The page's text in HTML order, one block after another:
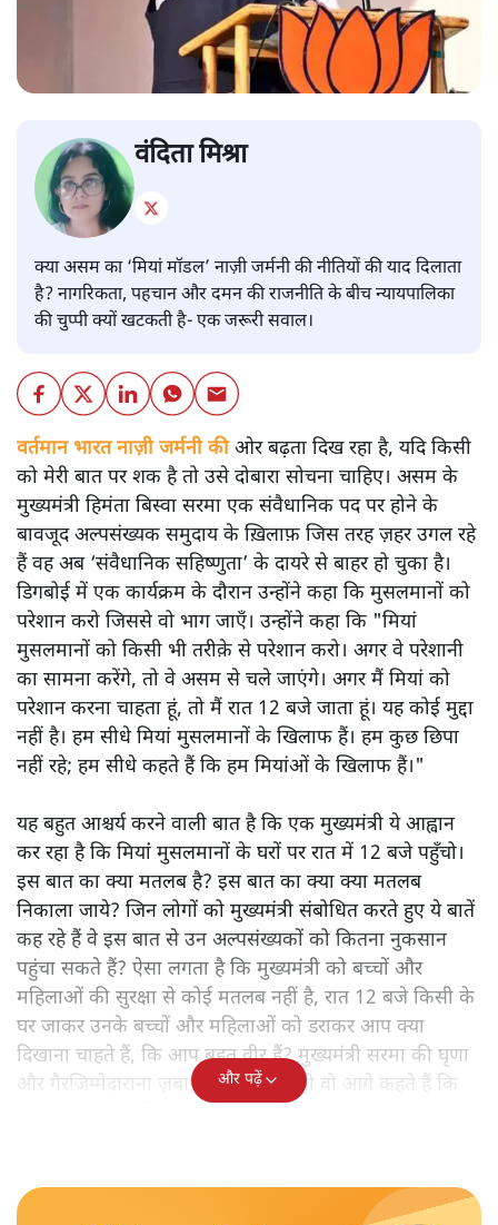
वंदिता मिश्रा
क्या असम का ‘मियां मॉडल’ नाज़ी जर्मनी की नीतियों की याद दिलाता
है? नागरिकता, पहचान और दमन की राजनीति के बीच न्यायपालिका
की चुप्पी क्यों खटकती है- एक जरूरी सवाल।
वर्तमान भारत नाज़ी जर्मनी कीओर बढ़ता दिख रहा है, यदि किसी
को मेरी बात पर शक है तो उसे दोबारा सोचना चाहिए। असम के
मुख्यमंत्री हिमंता बिस्वा सरमा एक संवैधानिक पद पर होने के
बावजूद अल्पसंख्यक समुदाय के ख़िलाफ़ जिस तरह ज़हर उगल रहे
हैं वह अब ‘संवैधानिक सहिष्णुता’ के दायरे से बाहर हो चुका है।
डिगबोई में एक कार्यक्रम के दौरान उन्होंने कहा कि मुसलमानों को
परेशान करो जिससे वो भाग जाएँ। उन्होंने कहा कि "मियां
मुसलमानों को किसी भी तरीक़े से परेशान करो। अगर वे परेशानी
का सामना करेंगे, तो वे असम से चले जाएंगे। अगर मैं मियां को
परेशान करना चाहता हूं, तो मैं रात 12 बजे जाता हूं। यह कोई मुद्दा
नहीं है। हम सीधे मियां मुसलमानों के खिलाफ हैं। हम कुछ छिपा
नहीं रहे; हम सीधे कहते हैं कि हम मियांओं के खिलाफ हैं।"
यह बहुत आश्चर्य करने वाली बात है कि एक मुख्यमंत्री ये आह्वान
कर रहा है कि मियांं मुसलमानों के घरों पर रात में 12 बजे पहुँचो।
इस बात का क्या मतलब है? इस बात का क्या क्या मतलब
निकाला जाये? जिन लोगों को मुख्यमंत्री संबोधित करते हुए ये बातें
कह रहे हैं वे इस बात से उन अल्पसंख्यकों को कितना नुकसान
पहुंचा सकते हैं? ऐसा लगता है कि मुख्यमंत्री को बच्चों और
महिलाओं की सुरक्षा से कोई मतलब नहीं है, रात 12 बजे किसी के
घर जाकर उनके बच्चों और महिलाओं को डराकर आप क्या
दिखाना चाहते हैं, कि आप बहुत वीर हैं? मुख्यमंत्री सरमा की घृणा
और गैरजिम्मेदाराना ज़बान यहीं नहीं रुकती वो आगे कहते हैं कि
और पढ़ें